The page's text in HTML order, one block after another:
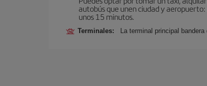
autobús que unen ciudad y
unos 15 minutos.
Terminales: La terminal principal